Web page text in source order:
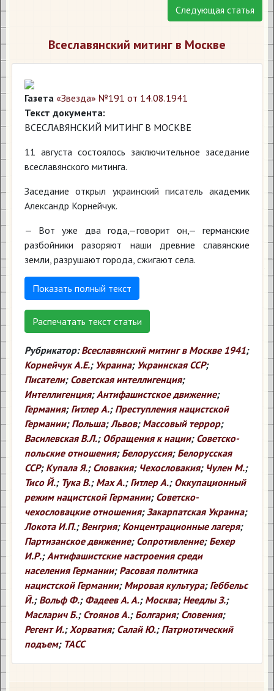
Следующая статья
Всеславянский митинг в Москве
Газета «Звезда» №191 от 14.08.1941
Текст документа:
ВСЕСЛАВЯНСКИЙ МИТИНГ В МОСКВЕ
11 августа состоялось заключительное заседание
всеславянского митинга.
Заседание открыл украинский писатель академик
Александр Корнейчук.
— Вот уже два года,—говорит он,— германские
разбойники разоряют наши древние славянские
земли, разрушают города, сжигают села.
Показать полный текст
Распечатать текст статьи
Рубрикатор: Всеславянский митинг в Москве 1941;
Корнейчук А.Е.; Украина; Украинская ССР;
Писатели; Советская интеллигенция;
Интеллигенция;Антифашистское движение;
Германия; Гитлер А.; Преступления нацистской
Германии; Польша;Львов; Массовый террор;
Василевская В.Л.; Обращения к нации; Советско-
польские отношения; Белоруссия; Белорусская
ССР; Купала Я.; Словакия; Чехословакия; Чулен М.;
Тисо Й.; Тука В.; Мах А.; Гитлер А.; Оккупационный
режим нацистской Германии; Советско-
чехословацкие отношения;Закарпатская Украина;
Локота И.П.; Венгрия; Концентрационные лагеря;
Партизанское движение; Сопротивление; Бехер
И.Р.;Антифашистские настроения среди
населения Германии; Расовая политика
нацистской Германии; Мировая культура; Геббельс
Й.; Вольф Ф.; Фадеев А. А.; Москва; Неедлы З.;
Масларич Б.; Стоянов А.; Болгария; Словения;
Регент И.;Хорватия; Салай Ю.; Патриотический
подъем; ТАСС